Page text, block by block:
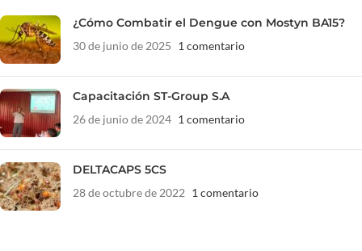
¿Cómo Combatir el Dengue con Mostyn BA15?
30 de junio de 2025 1 comentario
Capacitación ST-Group S.A
26 de junio de 2024 1 comentario
DELTACAPS 5CS
28 de octubre de 2022 1 comentario